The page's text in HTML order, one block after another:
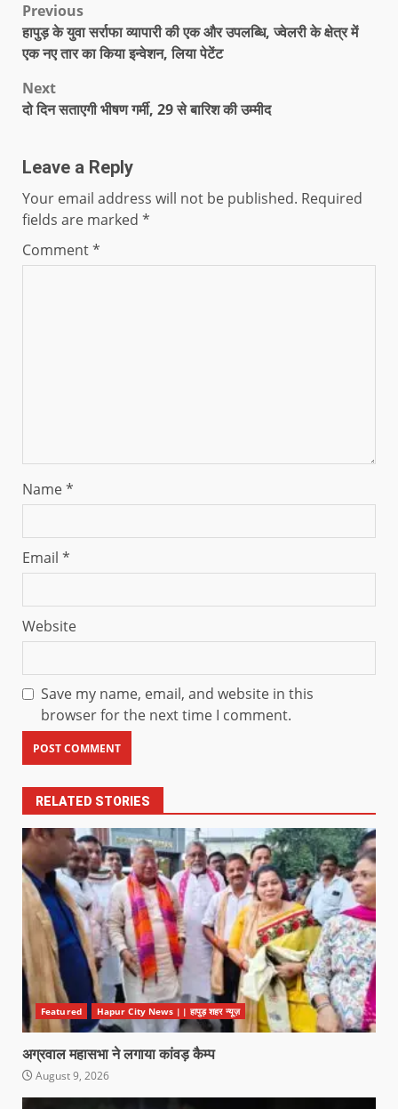
Previous
हापुड़ के युवा सर्राफा व्यापारी की एक और उपलब्धि, ज्वेलरी के क्षेत्र में
एक नए तार का किया इन्वेशन, लिया पेटेंट
Next
दो दिन सताएगी भीषण गर्मी, 29 से बारिश की उम्मीद
Leave a Reply
Your email address will not be published. Required
fields are marked *
Comment*
Name*
Email *
Website
Save my name, email, and website in this
browser for the next time I comment.
RELATED STORIES
Featured Hapur City News || हापुड़ शहर न्यूज़
अग्रवाल महासभा ने लगाया कांवड़ कैम्प
August 9, 2026